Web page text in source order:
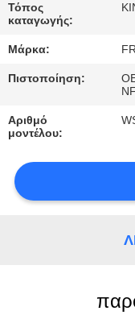
ΕΛΆΤΕ
ΣΕ
ΕΠΑΦΉ
ΖΗΤΉΣΤΕ
ΈΝΑ
PRIVACY
Τόπος
καταγωγής:
Μάρκα:
Πιστοποίηση:
Αριθμό
μοντέλου: